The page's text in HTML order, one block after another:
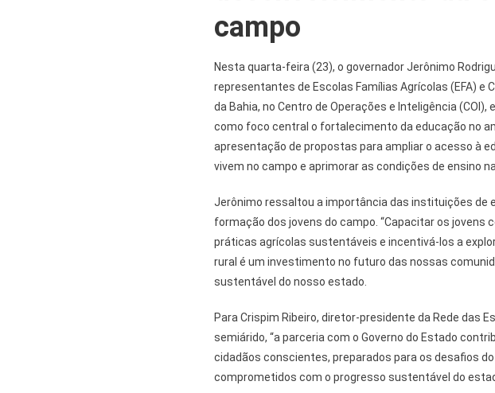
campo
Nesta quarta-feira (23), o governador Jerônimo
representantes de Escolas Famílias Agrícolas (EFA) e
da Bahia, no Centro de Operações e Inteligência (COI),
como foco central o fortalecimento da educação no
apresentação de propostas para ampliar o acesso à
vivem no campo e aprimorar as condições de ensino
Jerônimo ressaltou a importância das instituições de
formação dos jovens do campo. “Capacitar os jovens
práticas agrícolas sustentáveis e incentivá-los a
rural é um investimento no futuro das nossas
sustentável do nosso estado.
Para Crispim Ribeiro, diretor-presidente da Rede das
semiárido, “a parceria com o Governo do Estado
cidadãos conscientes, preparados para os desafios
comprometidos com o progresso sustentável do